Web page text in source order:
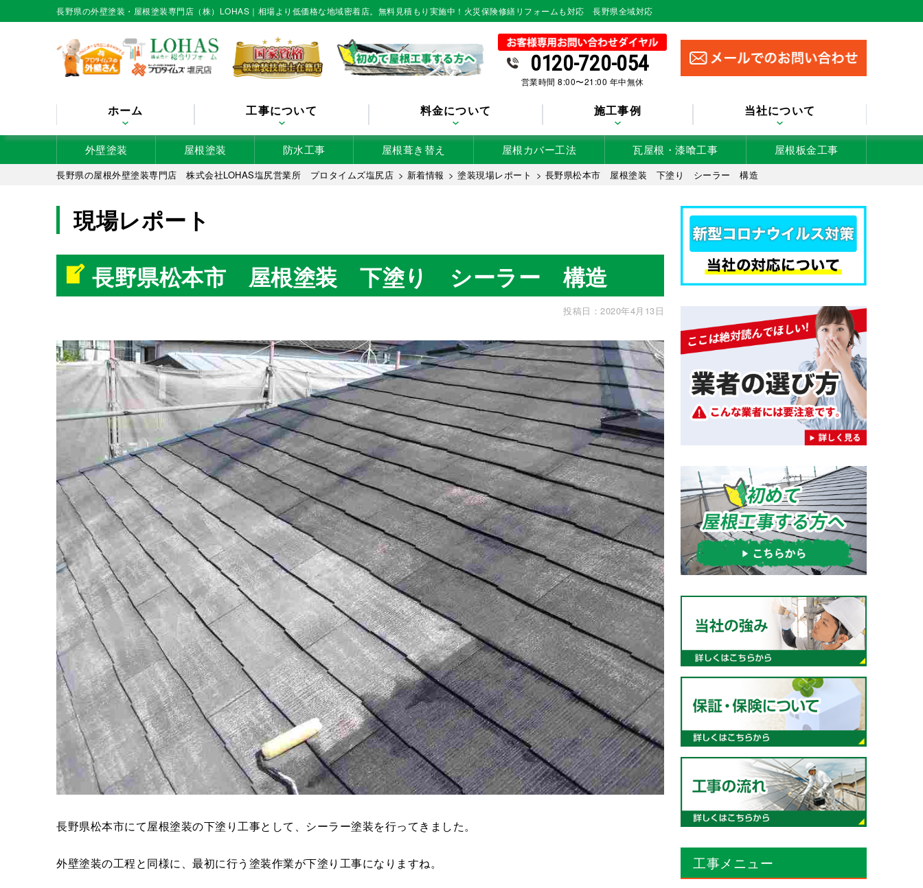
長野県の外壁塗装・屋根塗装専門店（株）LOHAS｜相場より低価格な地域密着店。無料見積もり実施中！火災保険修繕リフォームも対応 長野県全域対応
0120-720-054
営業時間 8:00〜21:00 年中無休
ホーム 工事について 料金について 施工事例 当社について
外壁塗装 屋根塗装 防水工事 屋根葺き替え 屋根カバー工法 瓦屋根・漆喰工事 屋根板金工事
長野県の屋根外壁塗装専門店 株式会社LOHAS塩尻営業所 プロタイムズ塩尻店 > 新着情報 > 塗装現場レポート > 長野県松本市 屋根塗装 下塗り シーラー 構造
現場レポート
長野県松本市 屋根塗装 下塗り シーラー 構造
投稿日：2020年4月13日
長野県松本市にて屋根塗装の下塗り工事として、シーラー塗装を行ってきました。
外壁塗装の工程と同様に、最初に行う塗装作業が下塗り工事になりますね。 工事メニュー